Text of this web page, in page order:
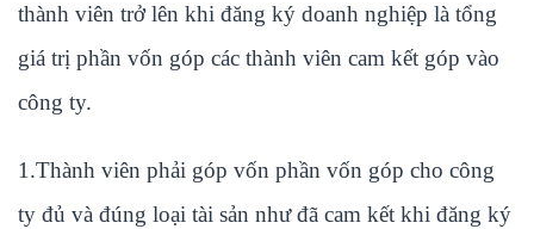
thành viên trở lên khi đăng ký doanh nghiệp là tổng
giá trị phần vốn góp các thành viên cam kết góp vào
công ty.
1.Thành viên phải góp vốn phần vốn góp cho công
ty đủ và đúng loại tài sản như đã cam kết khi đăng ký